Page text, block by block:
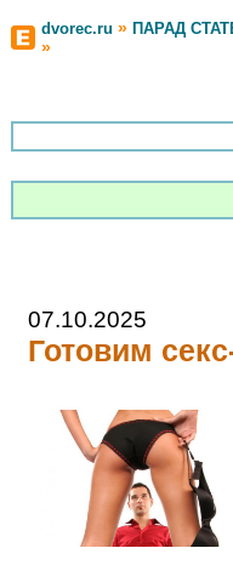
dvorec.ru » ПАРАД
»
07.10.2025
Готовим